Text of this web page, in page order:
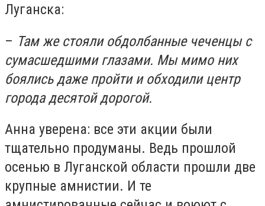
Луганска:
– Там же стояли обдолбанные чеченцы с
сумасшедшими глазами. Мы мимо них
боялись даже пройти и обходили центр
города десятой дорогой.
Анна уверена: все эти акции были
тщательно продуманы. Ведь прошлой
осенью в Луганской области прошли две
крупные амнистии. И те